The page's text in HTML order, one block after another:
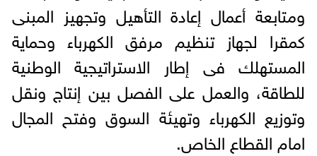
ومتابعة أعمال إعادة التأهيل وتجهيز المبنى
كمقرا لجهاز تنظيم مرفق الكهرباء وحماية
المستهلك فى إطار الاستراتيجية الوطنية
للطاقة، والعمل على الفصل بين إنتاج ونقل
وتوزيع الكهرباء وتهيئة السوق وفتح المجال
امام القطاع الخاص.